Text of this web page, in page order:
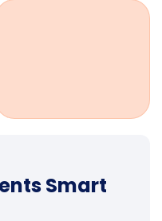
Smart